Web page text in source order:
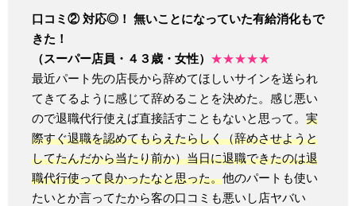
口コミ② 対応◎！ 無いことになっていた有給消化もで
きた！
（スーパー店員・４３歳・女性） ★★★★★
最近パート先の店長から辞めてほしいサインを送られ
てきてるように感じて辞めることを決めた。感じ悪い
ので退職代行使えば直接話すこともないと思って。 実
際すぐ退職を認めてもらえたらしく（辞めさせようと
してたんだから当たり前か）当日に退職できたのは退
職代行使って良かったなと思った。他のパートも使い
たいとか言ってたから客の口コミも悪いし店ヤバい